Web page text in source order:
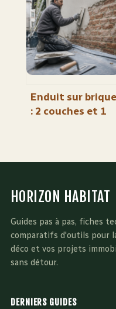
mm pour éviter
les bouchons
Enduit sur brique
: 2 couches et 1
HORIZON HABITAT
Guides pas à pas, fiches
comparatifs d'outils pour
déco et vos projets
sans détour.
DERNIERS GUIDES